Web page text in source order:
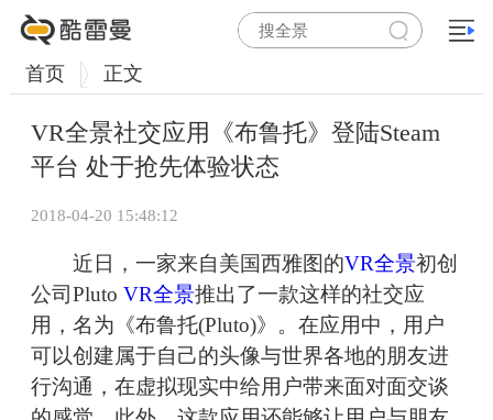
首页 正文
VR全景社交应用《布鲁托》登陆Steam
平台 处于抢先体验状态
2018-04-20 15:48:12
近日，一家来自美国西雅图的VR全景初创
公司Pluto VR全景推出了一款这样的社交应
用，名为《布鲁托(Pluto)》。在应用中，用户
可以创建属于自己的头像与世界各地的朋友进
行沟通，在虚拟现实中给用户带来面对面交谈